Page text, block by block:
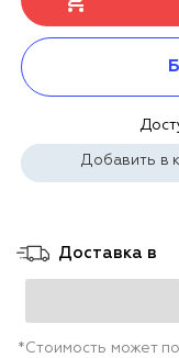
Добавить в
Доставка в
*Стоимость может